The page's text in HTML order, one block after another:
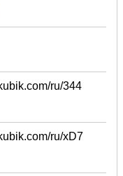
ru/344
ru/xD7